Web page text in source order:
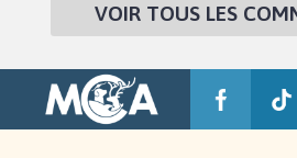
VOIR TOUS LES